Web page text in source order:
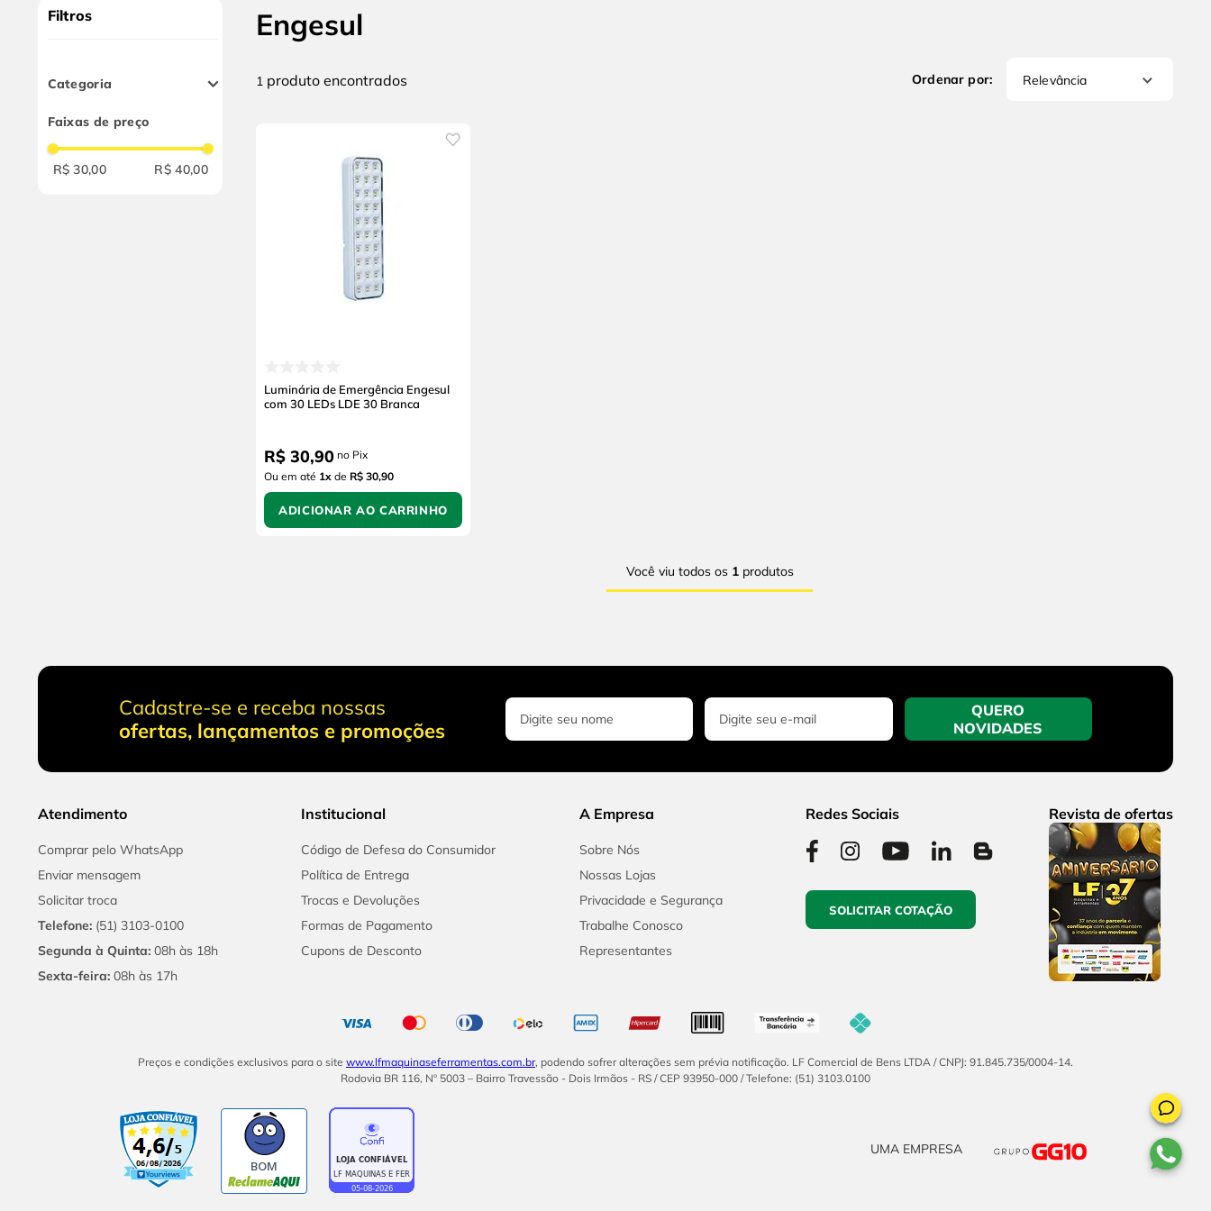
Filtros
Categoria
Faixas de preço
R$ 30,00 R$ 40,00
Engesul
1 produto Relevância
Luminária de Emergência Engesul
com 30 LEDs LDE 30 Branca
R$ 30,90 no Pix
Ou em até 1x de R$ 30,90
ADICIONAR AO CARRINHO
Você viu todos os 1produtos
Cadastre-se e receba nossas
ofertas, lançamentos e promoções
QUERO
NOVIDADES
Atendimento
Comprar pelo WhatsApp
Enviar mensagem
Solicitar troca
Telefone: (51) 3103-0100
Segunda à Quinta: 08h às 18h
Sexta-feira: 08h às 17h
Institucional
Código de Defesa do Consumidor
Política de Entrega
Trocas e Devoluções
Formas de Pagamento
Cupons de Desconto
A Empresa
Sobre Nós
Nossas Lojas
Privacidade e Segurança
Trabalhe Conosco
Representantes
Redes Sociais
SOLICITAR COTAÇÃO
Revista de ofertas
Preços e condições exclusivos para o site www.lfmaquinaseferramentas.com.br, podendo sofrer alterações sem prévia notificação. LF Comercial de Bens LTDA / CNPJ: 91.845.735/0004-14.
Rodovia BR 116, Nº 5003 – Bairro Travessão - Dois Irmãos - RS / CEP 93950-000 / Telefone: (51) 3103.0100
BOM
UMA EMPRESA
chave impacto